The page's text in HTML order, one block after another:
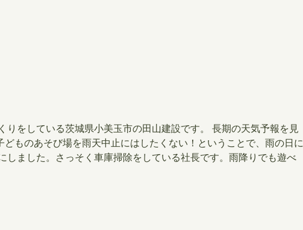
りをしている茨城県小美玉市の田山建設です。 長期の天気予報を見
ものあそび場を雨天中止にはしたくない！ということで、雨の日に
しました。さっそく車庫掃除をしている社長です。雨降りでも遊べ